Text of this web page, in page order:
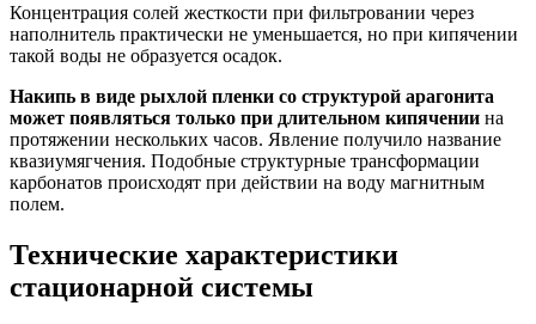
Концентрация солей жесткости при фильтровании через
наполнитель практически не уменьшается, но при кипячении
такой воды не образуется осадок.
Накипь в виде рыхлой пленки со структурой арагонита
может появляться только при длительном кипячении на
протяжении нескольких часов. Явление получило название
квазиумягчения. Подобные структурные трансформации
карбонатов происходят при действии на воду магнитным
полем.
Технические характеристики
стационарной системы